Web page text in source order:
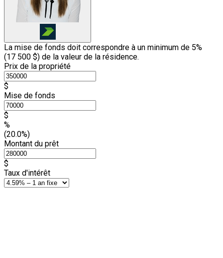
La mise de fonds doit correspondre à un minimum de 5%
(17 500 $) de la valeur de la résidence.
Prix de la propriété
$
Mise de fonds
$
%
(20.0%)
Montant du prêt
$
Taux d'intérêt